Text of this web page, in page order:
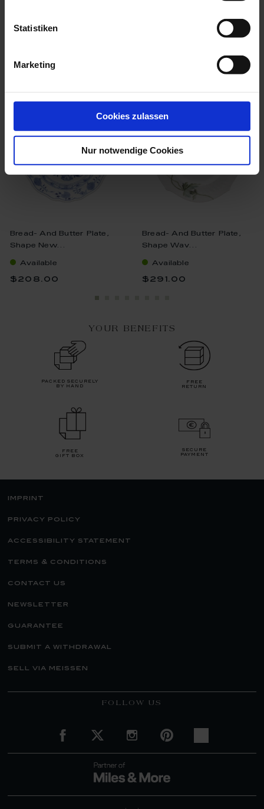
Statistiken
Marketing
Cookies zulassen
Nur notwendige Cookies
we think you’ll like these
Bread- And Butter Plate,
Shape New...
Available
$208.00
Bread- And Butter Plate,
Shape Wav...
Available
$291.00
YOUR BENEFITS
packed securely
by hand
free
return
free
gift box
secure
payment
imprint
privacy policy
accessibility statement
terms & conditions
contact us
newsletter
guarantee
submit a withdrawal
sell via meissen
FOLLOW US